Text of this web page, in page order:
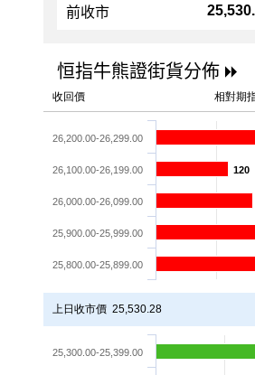
前收市
恒指牛熊證街貨分佈